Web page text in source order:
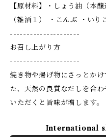
【原材料】・しょう油（本
（雑酒１） ・こんぶ ・いり
---------------------
お召し上がり方
---------------------
焼き物や揚げ物にさっとか
た、天然の良質なだしを合
いただくと旨味が増します。
International